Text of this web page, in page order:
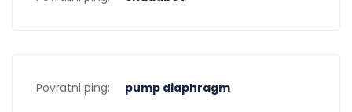
Povratni ping: pump diaphragm